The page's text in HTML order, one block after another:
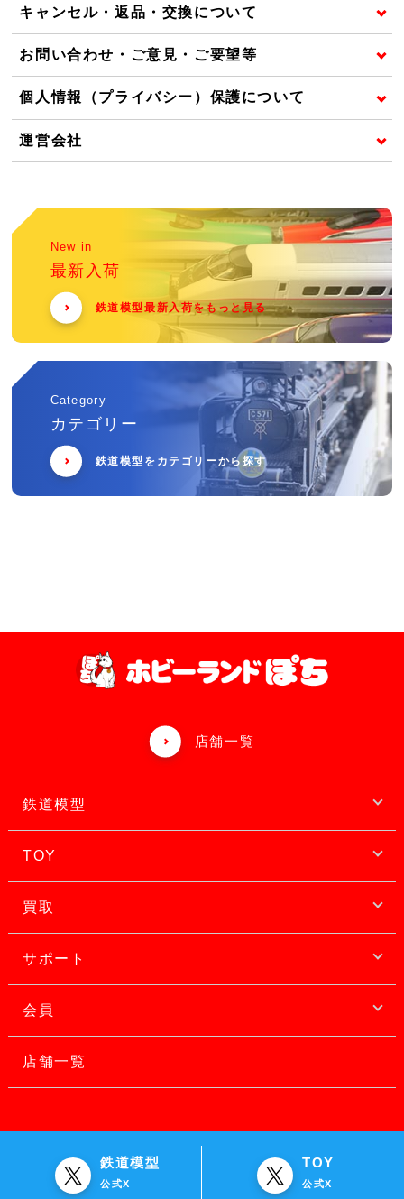
キャンセル・返品・交換について
お問い合わせ・ご意見・ご要望等
個人情報（プライバシー）保護について
運営会社
New in
最新入荷
鉄道模型最新入荷をもっと見る
Category
カテゴリー
鉄道模型をカテゴリーから探す
店舗一覧
鉄道模型
TOY
買取
サポート
会員
店舗一覧
鉄道模型
公式X
TOY
公式X